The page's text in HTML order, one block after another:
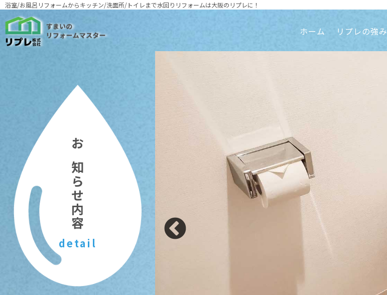
浴室/お風呂リフォームからキッチン/洗面所/トイレまで水回りリフォームは大阪のリプレに！
ホーム リプレの強み
お知らせ内容
detail